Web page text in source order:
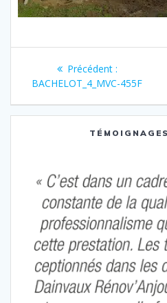
Navigation
de
l’article
Précédent :Article
précédent
BACHELOT_4_MVC-455F